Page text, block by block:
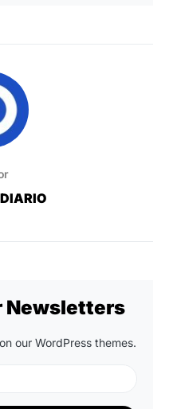
Newsletters
our WordPress themes.